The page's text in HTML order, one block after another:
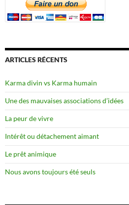
ARTICLES RÉCENTS
Karma divin vs Karma humain
Une des mauvaises associations d’idées
La peur de vivre
Intérêt ou détachement aimant
Le prêt animique
Nous avons toujours été seuls